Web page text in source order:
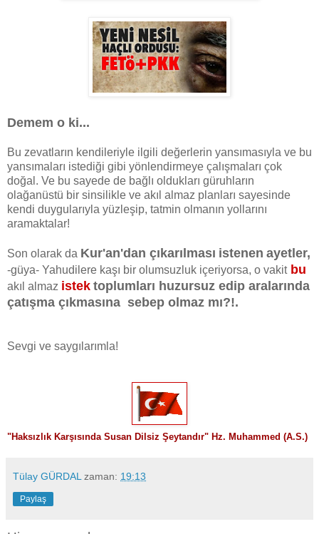
Demem o ki...
Bu zevatların kendileriyle ilgili değerlerin yansımasıyla ve bu
yansımaları istediği gibi yönlendirmeye çalışmaları çok
doğal. Ve bu sayede de bağlı oldukları güruhların
olağanüstü bir sinsilikle ve akıl almaz planları sayesinde
kendi duygularıyla yüzleşip, tatmin olmanın yollarını
aramaktalar!
Son olarak da Kur'an'dan çıkarılması istenen ayetler,
-güya- Yahudilere kaşı bir olumsuzluk içeriyorsa, o vakit bu
akıl almaz istek toplumları huzursuz edip aralarında
çatışma çıkmasına sebep olmaz mı?!.
Sevgi ve saygılarımla!
"Haksızlık Karşısında Susan Dilsiz Şeytandır" Hz. Muhammed (A.S.)
Tülay GÜRDAL zaman: 19:13
Paylaş